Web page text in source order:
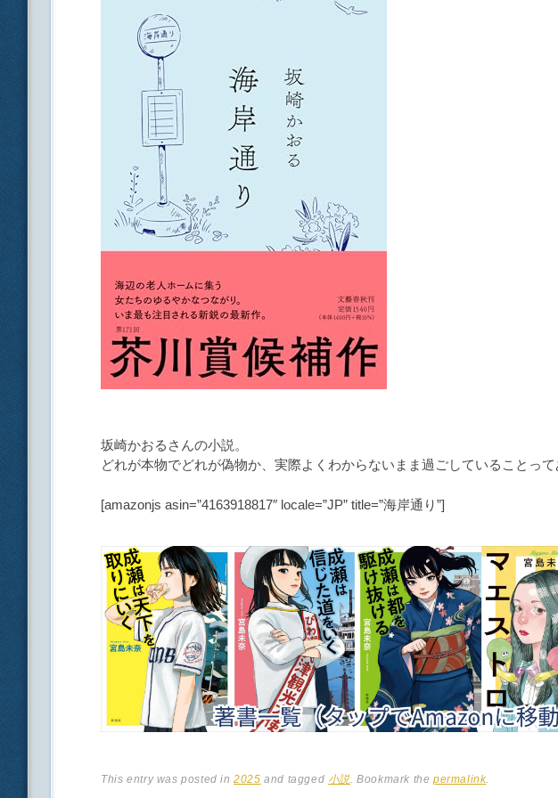
坂崎かおるさんの小説。
どれが本物でどれが偽物か、実際よくわからないまま過ごしていることって
[amazonjs asin=”4163918817″ locale=”JP” title=”海岸通り”]
This entry was posted in2025 and tagged 小説. Bookmark thepermalink.